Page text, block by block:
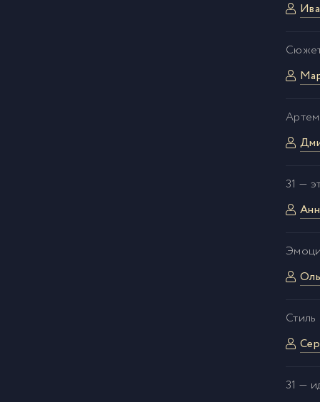
31 —
31 —